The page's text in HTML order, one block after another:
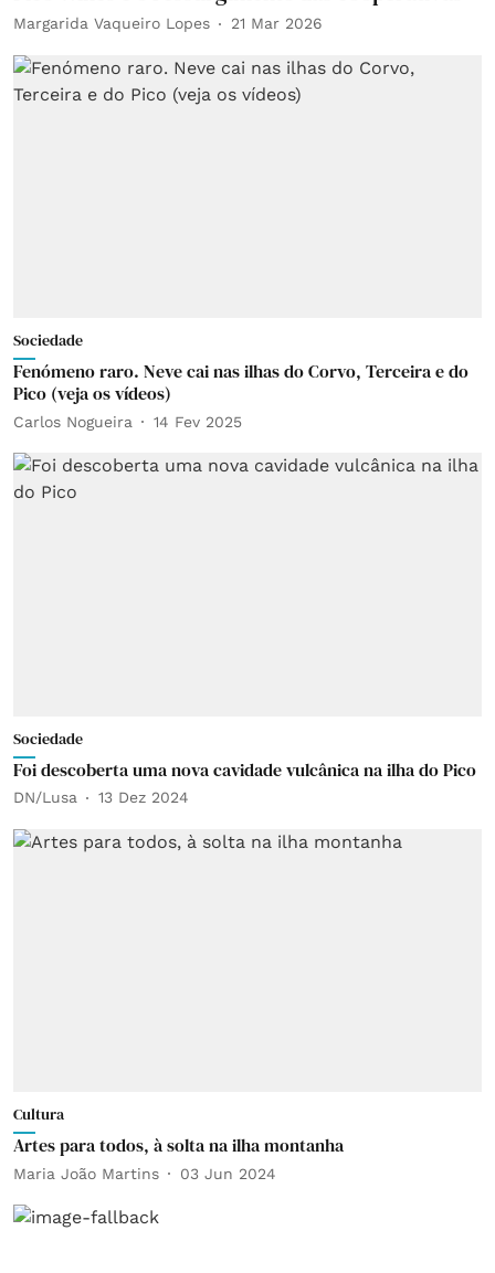
Margarida Vaqueiro Lopes 21 Mar 2026
Sociedade
Fenómeno raro. Neve cai nas ilhas do Corvo, Terceira e do
Pico (veja os vídeos)
Carlos Nogueira 14 Fev 2025
Sociedade
Foi descoberta uma nova cavidade vulcânica na ilha do Pico
DN/Lusa 13 Dez 2024
Cultura
Artes para todos, à solta na ilha montanha
Maria João Martins 03 Jun 2024